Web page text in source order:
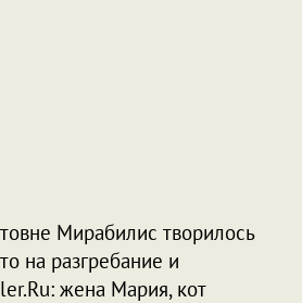
Мирабилис творилось
на разгребание и
жена Мария, кот